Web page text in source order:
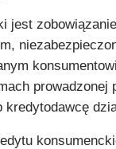
jest
prowadzonej